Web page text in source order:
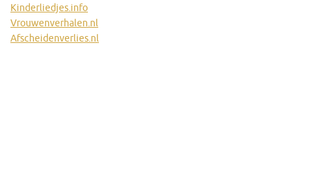
Kinderliedjes.info
Vrouwenverhalen.nl
Afscheidenverlies.nl